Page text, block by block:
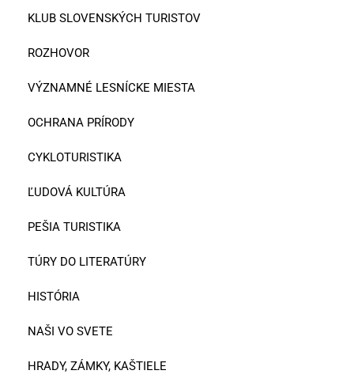
KLUB SLOVENSKÝCH TURISTOV
ROZHOVOR
VÝZNAMNÉ LESNÍCKE MIESTA
OCHRANA PRÍRODY
CYKLOTURISTIKA
ĽUDOVÁ KULTÚRA
PEŠIA TURISTIKA
TÚRY DO LITERATÚRY
HISTÓRIA
NAŠI VO SVETE
HRADY, ZÁMKY, KAŠTIELE